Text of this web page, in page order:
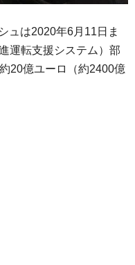
ュは2020年6月11日ま
進運転支援システム）部
20億ユーロ（約2400億